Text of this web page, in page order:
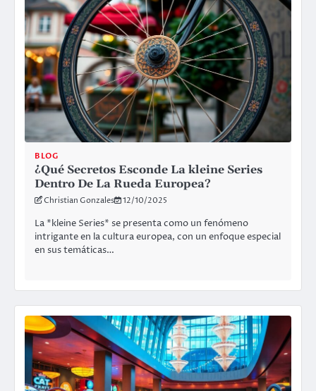
BLOG
¿Qué Secretos Esconde La kleine Series
Dentro De La Rueda Europea?
Christian Gonzales 12/10/2025
La *kleine Series* se presenta como un fenómeno
intrigante en la cultura europea, con un enfoque especial
en sus temáticas…